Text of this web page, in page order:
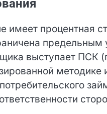
процентная
предельным
выступает ПСК
методике и